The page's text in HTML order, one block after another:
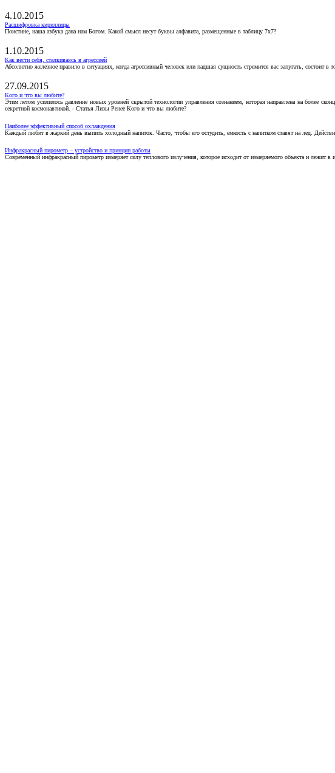
4.10.2015
Расшифровка кириллицы
Поистине, наша азбука дана нам Богом. Какой смысл несут буквы алфавита, размещенные в таблицу 7х7?
1.10.2015
Как вести себя, сталкиваясь в агрессией
Абсолютно железное правило в ситуациях, когда агрессивный человек или падшая сущность стремится вас запугать, состоит
27.09.2015
Кого и что вы любите?
Этим летом усилилось давление новых уровней скрытой технологии управления сознанием, которая направлена на более
секретной космонавтикой. - Статья Лизы Ренее Кого и что вы любите?
Наиболее эффективный способ охлаждения
Каждый любит в жаркий день выпить холодный напиток. Часто, чтобы его остудить, емкость с напитком ставят на лед.
Инфракрасный пирометр – устройство и принцип работы
Современный инфракрасный пирометр измеряет силу теплового излучения, которое исходит от измеряемого объекта и лежит в